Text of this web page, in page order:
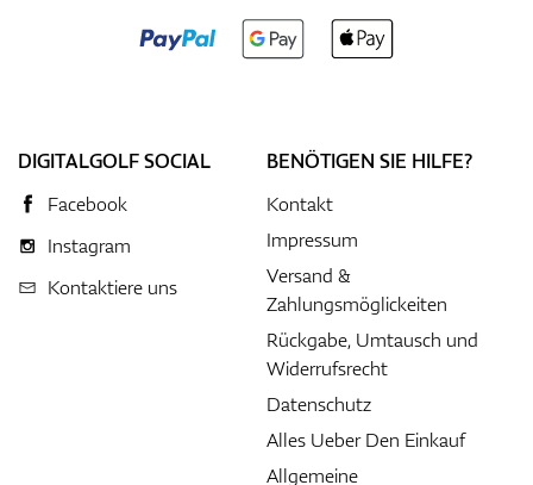
DIGITALGOLF SOCIAL
Facebook
Instagram
Kontaktiere uns
BENÖTIGEN SIE HILFE?
Kontakt
Impressum
Versand &
Zahlungsmöglickeiten
Rückgabe, Umtausch und
Widerrufsrecht
Datenschutz
Alles Ueber Den Einkauf
Allgemeine